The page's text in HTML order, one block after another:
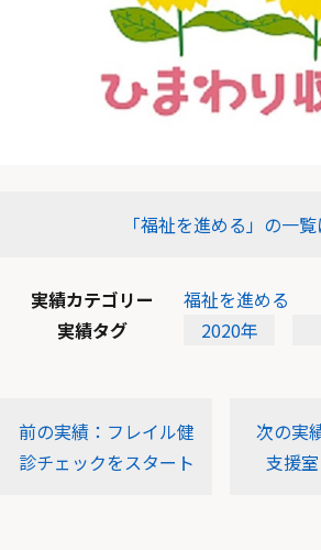
「福祉を進める」の一
実績カテゴリー
福祉を進める
実績タグ
2020年
前の実績：フレイル健
診チェックをスタート
次の実
支援